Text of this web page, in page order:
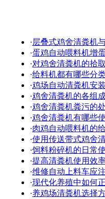
·层叠式鸡舍清粪机
·蛋鸡自动喂料机增
·对鸡舍清粪机的拾
·给料机都有哪些分
·鸡场自动清粪机安
·鸡舍清粪机的各组
·鸡舍清粪机粪污的
·鸡舍清粪机有哪些
·肉鸡自动喂料机的
·使用传送带式鸡舍
·饲料粉碎机的日常
·提高清粪机使用效
·维修自动上料车应
·现代化养殖中如何
·养鸡场清粪机选择